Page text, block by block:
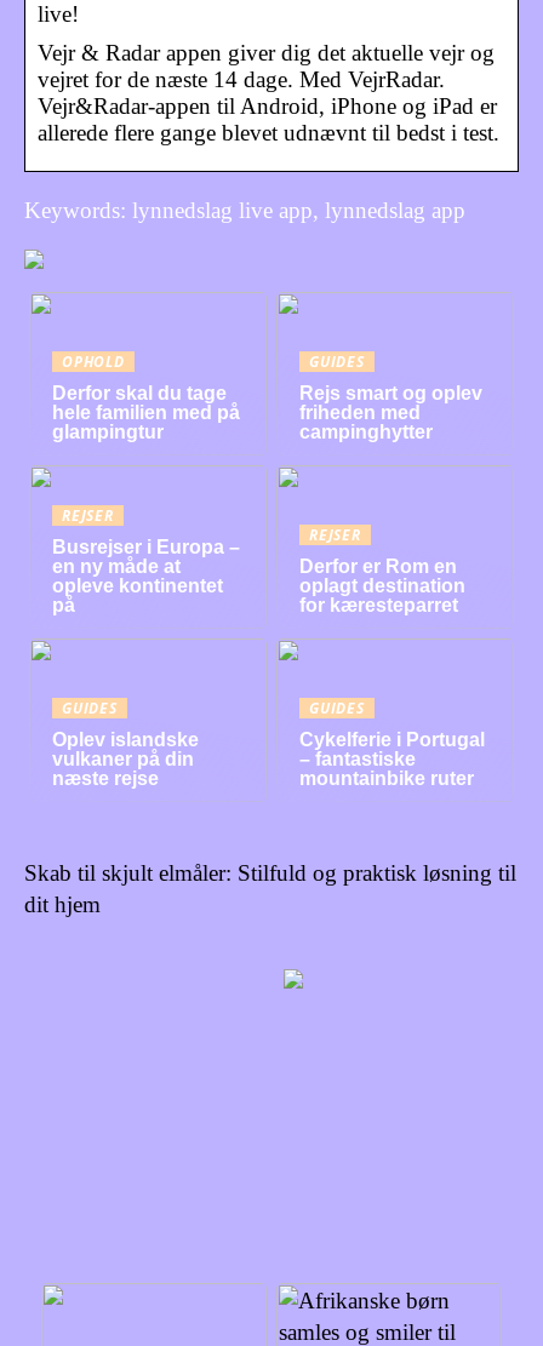
live!
Vejr & Radar appen giver dig det aktuelle vejr og
vejret for de næste 14 dage. Med VejrRadar.
Vejr&Radar-appen til Android, iPhone og iPad er
allerede flere gange blevet udnævnt til bedst i test.
Keywords: lynnedslag live app, lynnedslag app
OPHOLD
Derfor skal du tage
hele familien med på
glampingtur
GUIDES
Rejs smart og oplev
friheden med
campinghytter
REJSER
Busrejser i Europa –
en ny måde at
opleve kontinentet
på
REJSER
Derfor er Rom en
oplagt destination
for kæresteparret
GUIDES
Oplev islandske
vulkaner på din
næste rejse
GUIDES
Cykelferie i Portugal
– fantastiske
mountainbike ruter
Skab til skjult elmåler: Stilfuld og praktisk løsning til
dit hjem